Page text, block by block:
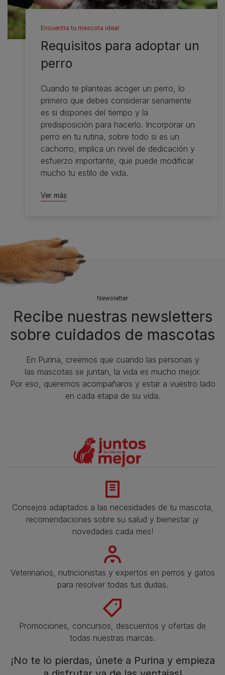
Encuentra tu mascota ideal
Requisitos para adoptar un
perro
Cuando te planteas acoger un perro, lo
primero que debes considerar seriamente
es si dispones del tiempo y la
predisposición para hacerlo. Incorporar un
perro en tu rutina, sobre todo si es un
cachorro, implica un nivel de dedicación y
esfuerzo importante, que puede modificar
mucho tu estilo de vida.
Ver más
Newsletter
Recibe nuestras newsletters
sobre cuidados de mascotas​
En Purina, creemos que cuando las personas y
las mascotas se juntan, la vida es mucho mejor.
Por eso, queremos acompañaros y estar a vuestro lado
en cada etapa de su vida.​
Consejos adaptados a las necesidades de tu mascota,
recomendaciones sobre su salud y bienestar ¡y
novedades cada mes!
Veterinarios, nutricionistas y expertos en perros y gatos
para resolver todas tus dudas.​
Promociones, concursos, descuentos y ofertas de
todas nuestras marcas.​
¡No te lo pierdas, únete a Purina y empieza